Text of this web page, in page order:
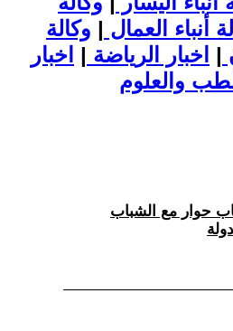
أنباء العمال | وكالة
| اخبار الرياضة | اخبار
حوار مع الشباب